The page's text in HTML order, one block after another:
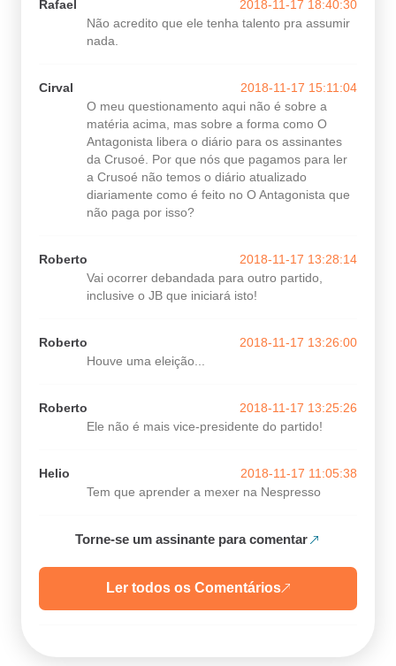
Rafael
2018-11-17 18:40:30
Não acredito que ele tenha talento pra assumir
nada.
Cirval
2018-11-17 15:11:04
O meu questionamento aqui não é sobre a
matéria acima, mas sobre a forma como O
Antagonista libera o diário para os assinantes
da Crusoé. Por que nós que pagamos para ler
a Crusoé não temos o diário atualizado
diariamente como é feito no O Antagonista que
não paga por isso?
Roberto
2018-11-17 13:28:14
Vai ocorrer debandada para outro partido,
inclusive o JB que iniciará isto!
Roberto
2018-11-17 13:26:00
Houve uma eleição...
Roberto
2018-11-17 13:25:26
Ele não é mais vice-presidente do partido!
Helio
2018-11-17 11:05:38
Tem que aprender a mexer na Nespresso
Torne-se um assinante para comentar
Ler todos os Comentários